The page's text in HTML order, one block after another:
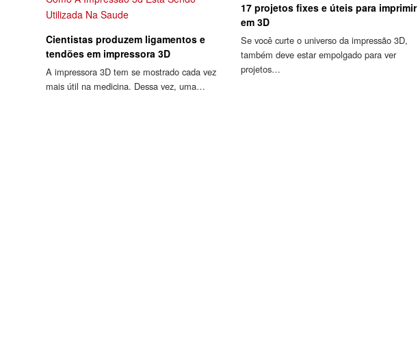
Cientistas produzem ligamentos e
tendões em impressora 3D
A impressora 3D tem se mostrado cada vez
mais útil na medicina. Dessa vez, uma…
17 projetos fixes e úteis para imprimir
em 3D
Se você curte o universo da impressão 3D,
também deve estar empolgado para ver
projetos…